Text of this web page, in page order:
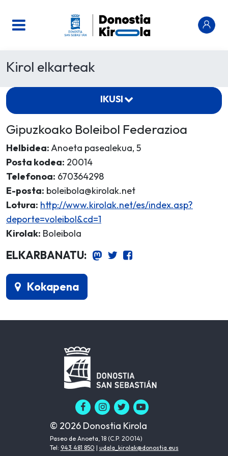
Kirol elkarteak
Gipuzkoako Boleibol Federazioa
Helbidea:Anoeta pasealekua, 5
Posta kodea: 20014
Telefonoa: 670364298
E-posta: boleibola@kirolak.net
Lotura: http://www.kirolak.net/es/index.asp?
deporte=voleibol&cd=1
Kirolak: Boleibola
ELKARBANATU:
Kokapena
IKUSI
© 2026 Donostia Kirola
Paseo de Anoeta, 18 (C.P. 20014)
Tel: 943 481 850 | udala_kirolak@donostia.eus